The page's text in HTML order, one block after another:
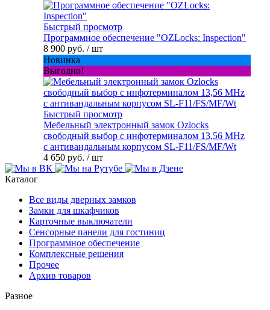
Быстрый просмотр
Программное обеспечение "OZLocks: Inspection"
8 900 руб. / шт
Новинка
Выгодно!
Быстрый просмотр
Мебельный электронный замок Ozlocks
свободный выбор с инфотерминалом 13,56 MHz
с антивандальным корпусом SL-F11/FS/MF/Wt
4 650 руб. / шт
Каталог
Все виды дверных замков
Замки для шкафчиков
Карточные выключатели
Сенсорные панели для гостиниц
Программное обеспечение
Комплексные решения
Прочее
Архив товаров
Разное